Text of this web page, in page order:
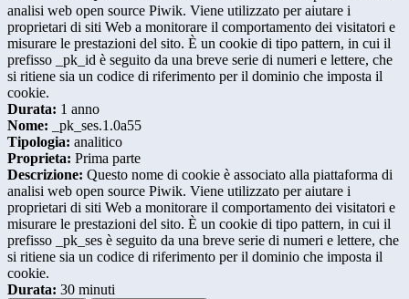
analisi web open source Piwik. Viene utilizzato per aiutare i
proprietari di siti Web a monitorare il comportamento dei visitatori e
misurare le prestazioni del sito. È un cookie di tipo pattern, in cui il
prefisso _pk_id è seguito da una breve serie di numeri e lettere, che
si ritiene sia un codice di riferimento per il dominio che imposta il
cookie.
Durata: 1 anno
Nome: _pk_ses.1.0a55
Tipologia: analitico
Proprieta: Prima parte
Descrizione: Questo nome di cookie è associato alla piattaforma di
analisi web open source Piwik. Viene utilizzato per aiutare i
proprietari di siti Web a monitorare il comportamento dei visitatori e
misurare le prestazioni del sito. È un cookie di tipo pattern, in cui il
prefisso _pk_ses è seguito da una breve serie di numeri e lettere, che
si ritiene sia un codice di riferimento per il dominio che imposta il
cookie.
Durata: 30 minuti